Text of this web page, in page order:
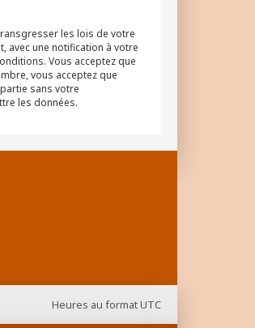
les lois de votre
avec une notification à votre
Vous acceptez que
vous acceptez que
sans votre
les données.
Heures au formatUTC